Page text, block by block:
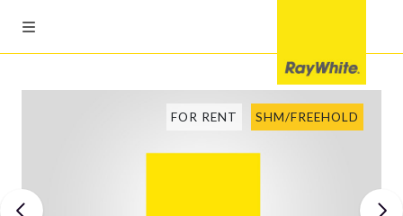
FOR RENT SHM/FREEHOLD